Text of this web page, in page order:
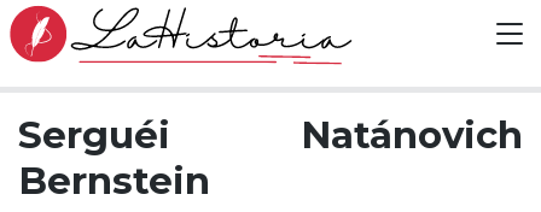
Serguéi Natánovich
Bernstein